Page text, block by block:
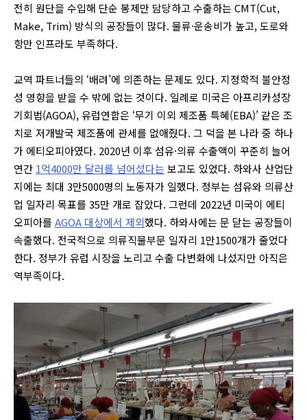
전히 원단을 수입해 단순 봉제만 담당하고 수출하는 CMT(Cut,
Make, Trim) 방식의 공장들이 많다. 물류·운송비가 높고, 도로와
항만 인프라도 부족하다.
교역 파트너들의 ‘배려’에 의존하는 문제도 있다. 지정학적 불안정
성 영향을 받을 수 밖에 없는 것이다. 일례로 미국은 아프리카성장
기회법(AGOA), 유럽연합은 ‘무기 이외 제조품 특혜(EBA)’ 같은 조
치로 저개발국 제조품에 관세를 없애줬다. 그 덕을 본 나라 중 하나
가 에티오피아였다. 2020년 이후 섬유·의류 수출액이 꾸준히 늘어
연간 1억4000만 달러를 넘어섰다는 보고도 있었다. 하와사 산업단
지에는 최대 3만5000명의 노동자가 일했다. 정부는 섬유와 의류산
업 일자리 목표를 35만 개로 잡았다. 그런데 2022년 미국이 에티
오피아를 AGOA 대상에서 제외했다. 하와사에는 문 닫는 공장들이
속출했다. 전국적으로 의류직물부문 일자리 1만1500개가 줄었다
한다. 정부가 유럽 시장을 노리고 수출 다변화에 나섰지만 아직은
역부족이다.